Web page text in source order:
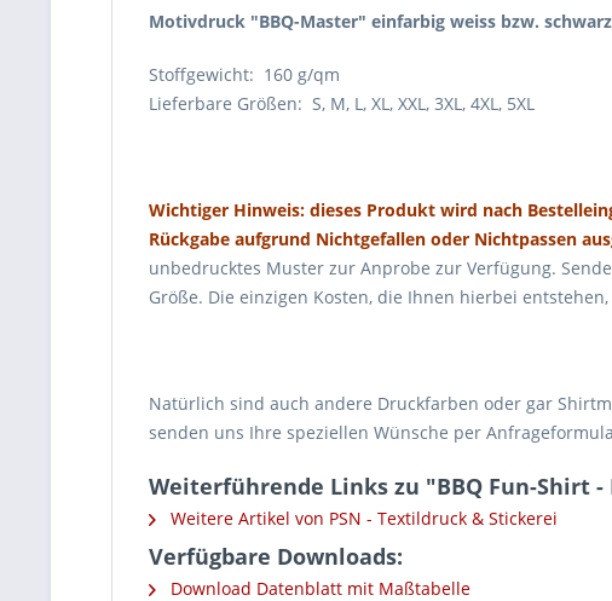
Motivdruck "BBQ-Master" einfarbig weiss bzw.
Stoffgewicht: 160 g/qm
Lieferbare Größen: S, M, L, XL, XXL, 3XL, 4XL, 5XL
Wichtiger Hinweis: dieses Produkt wird nach
Rückgabe aufgrund Nichtgefallen oder Nichtpassen
unbedrucktes Muster zur Anprobe zur Verfügung.
Größe. Die einzigen Kosten, die Ihnen hierbei
Natürlich sind auch andere Druckfarben oder gar
senden uns Ihre speziellen Wünsche per
Weiterführende Links zu "BBQ Fun-Shirt -
Weitere Artikel von PSN - Textildruck & Stickerei
Verfügbare Downloads:
Download Datenblatt mit Maßtabelle